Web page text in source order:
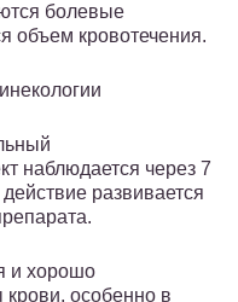
болевые
объем кровотечения.
наблюдается через 7
развивается
и хорошо
особенно в